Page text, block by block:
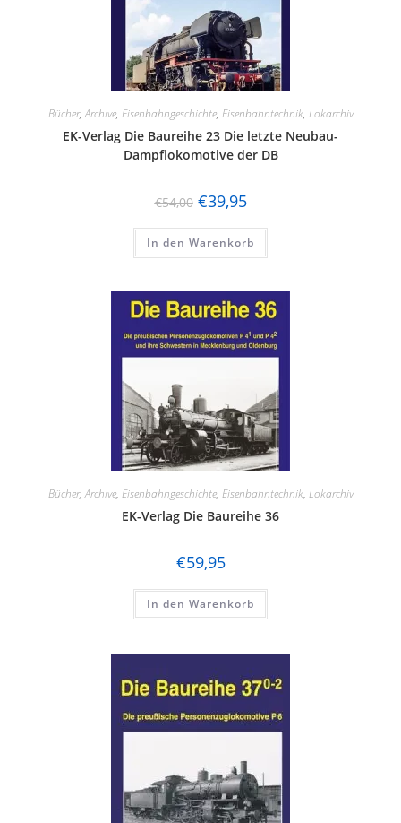
Bücher,Archive, Eisenbahngeschichte, Eisenbahntechnik, Lokarchiv
EK-Verlag Die Baureihe 23 Die letzte Neubau-
Dampflokomotive der DB
€54,00 €39,95
In den Warenkorb
Bücher,Archive, Eisenbahngeschichte, Eisenbahntechnik, Lokarchiv
EK-Verlag Die Baureihe 36
€59,95
In den Warenkorb